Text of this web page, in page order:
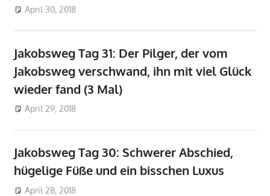
April 30, 2018
Jakobsweg Tag 31: Der Pilger, der vom
Jakobsweg verschwand, ihn mit viel Glück
wieder fand (3 Mal)
April 29, 2018
Jakobsweg Tag 30: Schwerer Abschied,
hügelige Füße und ein bisschen Luxus
April 28, 2018